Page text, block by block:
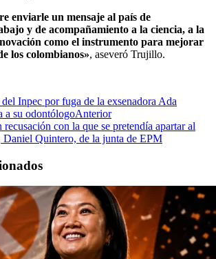
enviarle un mensaje al país de
y de acompañamiento a la ciencia, a la
como el instrumento para mejorar
los colombianos», aseveró Trujillo.
Inpec por fuga de la exsenadora Ada
a su odontólogoAnterior
recusación con la que se pretendía apartar al
Quintero, de la junta de EPM